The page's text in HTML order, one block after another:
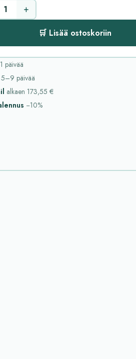
+
🛒 Lisää ostoskoriin
päivää
5–9 päivää
alkaen 173,55 €
−10%